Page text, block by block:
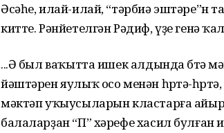
Әсәһе, илай-илай, “тәрбиә
китте. Рәнйетелгән Рәдиф, үҙе генә
...Ә был ваҡытта ишек алдында бөтә
йәштәрен яулыҡ осо менән һөртә-
мәктәп уҡыусыларын кластарға
балаларҙан “П” хәрефе хасил булған